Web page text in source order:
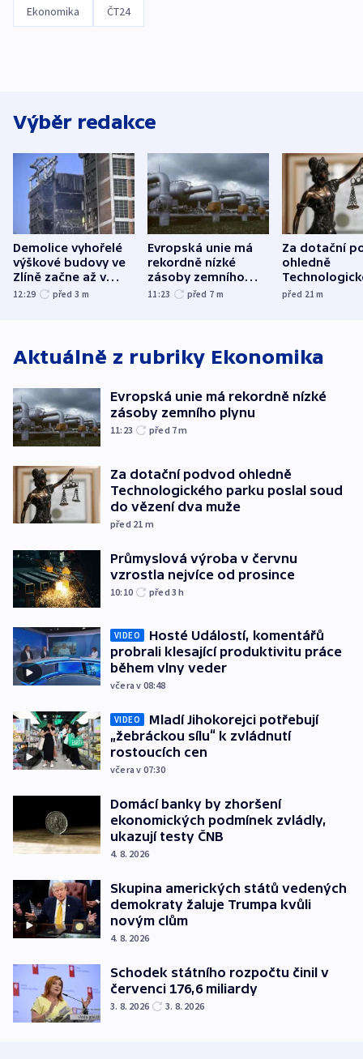
Ekonomika ČT24
Výběr redakce
Demolice vyhořelé
výškové budovy ve
Zlíně začne až v
následujících dnech
12:29 před 3 m
Evropská unie má
rekordně nízké
zásoby zemního
plynu
11:23 před 7 m
Za dotační
ohledně
parku poslal
před 21m
Aktuálně z rubriky Ekonomika
Evropská unie má rekordně nízké
zásoby zemního plynu
11:23 před 7m
Za dotační podvod ohledně
Technologického parku poslal soud
do vězení dva muže
před 21 m
Průmyslová výroba v červnu
vzrostla nejvíce od prosince
10:10 před 3h
VIDEO
Hosté Událostí, komentářů
probrali klesající produktivitu práce
během vlny veder
včera v 08:48
VIDEO
Mladí Jihokorejci potřebují
„žebráckou sílu“ k zvládnutí
rostoucích cen
včera v 07:30
Domácí banky by zhoršení
ekonomických podmínek zvládly,
ukazují testy ČNB
4. 8. 2026
Skupina amerických států vedených
demokraty žaluje Trumpa kvůli
novým clům
4. 8. 2026
Schodek státního rozpočtu činil v
červenci 176,6 miliardy
3. 8. 2026 3. 8. 2026